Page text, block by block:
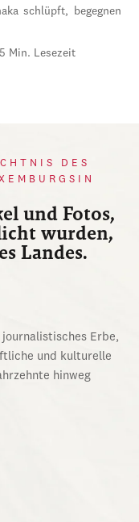
schlüpft, begegnen
5 Min. Lesezeit
DES
und Fotos,
wurden,
Landes.
Erbe,
und kulturelle
hinweg